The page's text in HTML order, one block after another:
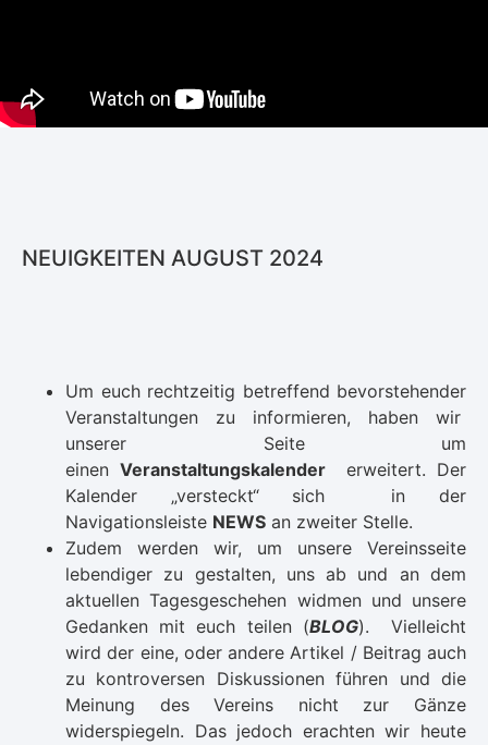
NEUIGKEITEN AUGUST 2024
Um euch rechtzeitig betreffend bevorstehender
Veranstaltungen zu informieren, haben wir
unserer Seite um
einen Veranstaltungskalendererweitert. Der
Kalender „versteckt“ sich in der
Navigationsleiste NEWS an zweiter Stelle.
Zudem werden wir, um unsere Vereinsseite
lebendiger zu gestalten, uns ab und an dem
aktuellen Tagesgeschehen widmen und unsere
Gedanken mit euch teilen (BLOG). Vielleicht
wird der eine, oder andere Artikel / Beitrag auch
zu kontroversen Diskussionen führen und die
Meinung des Vereins nicht zur Gänze
widerspiegeln. Das jedoch erachten wir heute